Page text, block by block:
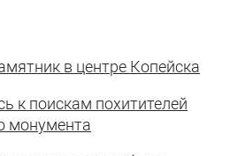
в центре Копейска
к поискам похитителей
монумента